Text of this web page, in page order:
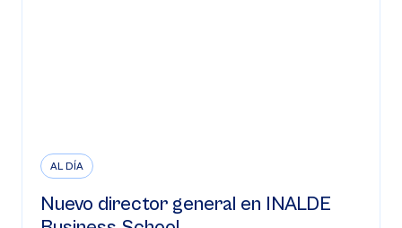
AL DÍA
Nuevo director general en INALDE